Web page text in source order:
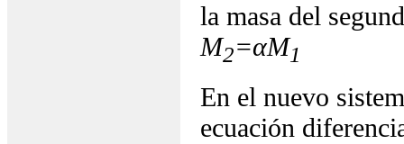
la masa del
M2=αM1
En el nuevo
ecuación